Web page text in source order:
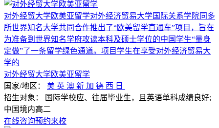
对外经贸大学欧美亚留学对外经济贸易大学国际关系学院同多
所世界知名大学共同合作推出了“欧美留学直通车”项目，旨在
为准备到世界知名学府攻读本科及硕士学位的中国学生“量身
定做”了一条留学绿色通道。项目学生在享受对外经济贸易大
学的
对外经贸大学欧美亚留学
国家/地区： 美 英 澳 新 加 德 西 日
招生对象：
国际学校应、往届毕业生，且英语单科成绩良好;
中国境内高二
在线咨询预约来校